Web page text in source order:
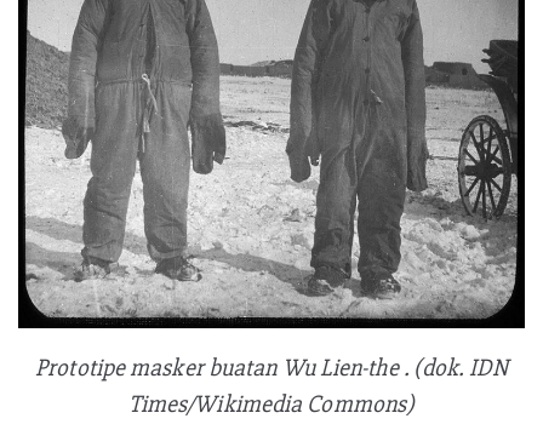
Prototipe masker buatan Wu Lien-the . (dok. IDN
Times/Wikimedia Commons)